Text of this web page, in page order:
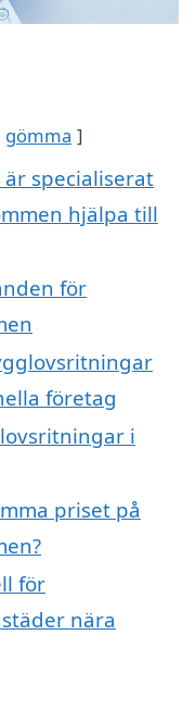
gömma
specialiserat
hjälpa till
för
företag
i
priset på
för
nära